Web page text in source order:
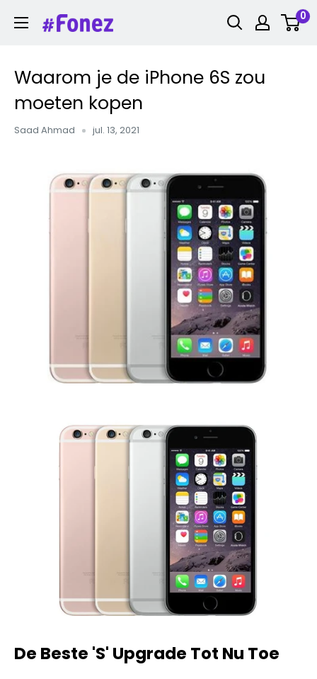
naar
Fonez 0
Waarom je de iPhone 6S zou
moeten kopen
Saad Ahmad jul. 13, 2021
De Beste 'S' Upgrade Tot Nu Toe